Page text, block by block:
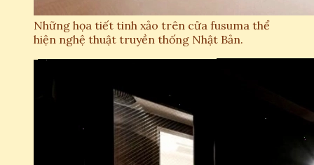
Những họa tiết tinh xảo trên cửa fusuma thể
hiện nghệ thuật truyền thống Nhật Bản.